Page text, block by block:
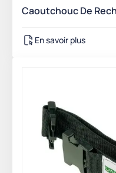
Caoutchouc De
En savoir plus